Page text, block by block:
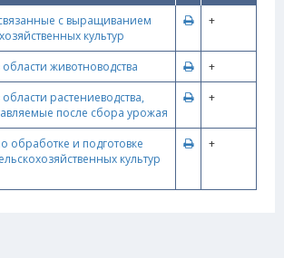
с выращиванием
культур
+
области животноводства
+
области растениеводства,
после сбора урожая
+
обработке и подготовке
культур
+